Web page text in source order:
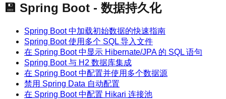
💾 Spring Boot - 数据持久化
Spring Boot 中加载初始数据的快速指南
Spring Boot 使用多个 SQL 导入文件
在 Spring Boot 中显示 Hibernate/JPA 的 SQL 语句
Spring Boot 与 H2 数据库集成
在 Spring Boot 中配置并使用多个数据源
禁用 Spring Data 自动配置
在 Spring Boot 中配置 Hikari 连接池